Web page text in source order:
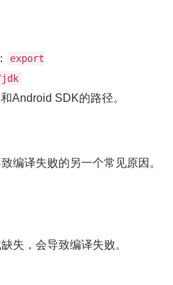
export
jdk
Android SDK的路径。
编译失败的另一个常见原因。
失，会导致编译失败。